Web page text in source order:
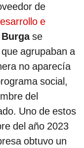
de
e
se
agrupaban a
no aparecía
social,
del
Uno de estos
del año 2023
obtuvo un